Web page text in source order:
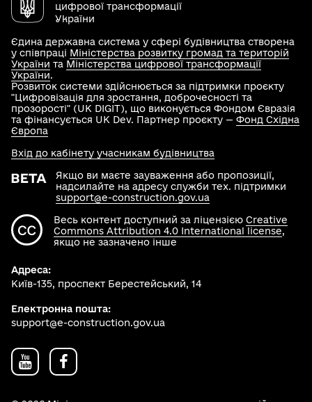
цифрової трансформації
України
Єдина державна система у сфері будівництва створена
у співпраці Міністерства розвитку громад та територій
України та Міністерства цифрової трансформації
України.
Розвиток системи здійснюється за підтримки проєкту
"Цифровізація для зростання, доброчесності та
прозорості" (UK DIGIT), що виконується Фондом Євразія
та фінансується UK Dev. Партнер проєкту — Фонд Східна
Європа
Якщо ви маєте зауваження або пропозиції,
надсилайте на адресу служби тех. підтримки
support@e-construction.gov.ua
Весь контент доступний за ліцензією Creative
Commons Attribution 4.0 International license,
якщо не зазначено інше
Вхід до кабінету учасникам будівництва
Адреса:
Київ-135, проспект Берестейський, 14
Електронна пошта:
support@e-construction.gov.ua